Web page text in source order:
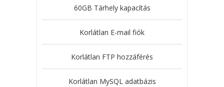
60GB Tárhely kapacítás
Korlátlan E-mail fiók
Korlátlan FTP hozzáférés
Korlátlan MySQL adatbázis